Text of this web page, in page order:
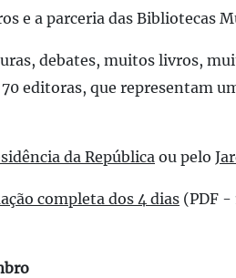
e a parceria das Bibliotecas
debates, muitos livros,
editoras, que representam
da República ou pelo
completa dos 4 dias (PDF -